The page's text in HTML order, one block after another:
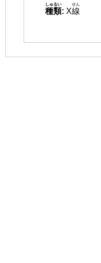
種類
しゅるい
: X線
せん